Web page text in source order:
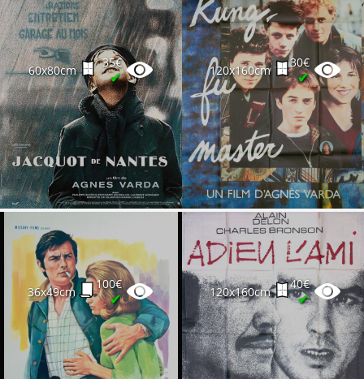
60x80cm
35€
✔ 120x160cm
30€
✔
36x49cm
100€
✔ 120x160cm
40€
✔